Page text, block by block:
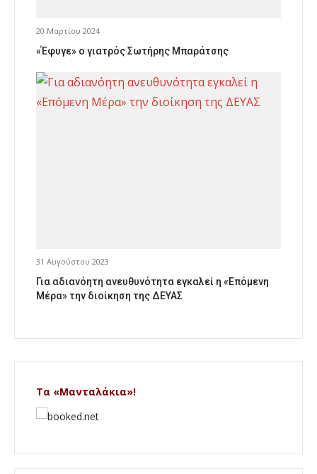
20 Μαρτίου 2024
«Έφυγε» ο γιατρός Σωτήρης Μπαράτσης
31 Αυγούστου 2023
Για αδιανόητη ανευθυνότητα εγκαλεί η «Επόμενη
Μέρα» την διοίκηση της ΔΕΥΑΣ
Τα «Μανταλάκια»!